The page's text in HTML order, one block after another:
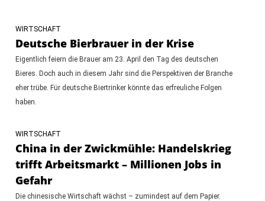
WIRTSCHAFT
Deutsche Bierbrauer in der Krise
Eigentlich feiern die Brauer am 23. April den Tag des deutschen
Bieres. Doch auch in diesem Jahr sind die Perspektiven der Branche
eher trübe. Für deutsche Biertrinker könnte das erfreuliche Folgen
haben.
WIRTSCHAFT
China in der Zwickmühle: Handelskrieg
trifft Arbeitsmarkt – Millionen Jobs in
Gefahr
Die chinesische Wirtschaft wächst – zumindest auf dem Papier.